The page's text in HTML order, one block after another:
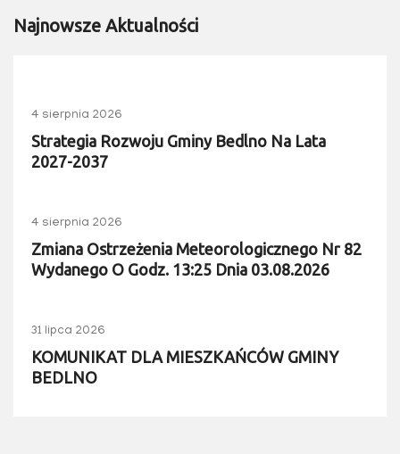
Najnowsze Aktualności
4 sierpnia 2026
Strategia Rozwoju Gminy Bedlno Na Lata
2027-2037
4 sierpnia 2026
Zmiana Ostrzeżenia Meteorologicznego Nr 82
Wydanego O Godz. 13:25 Dnia 03.08.2026
31 lipca 2026
KOMUNIKAT DLA MIESZKAŃCÓW GMINY
BEDLNO